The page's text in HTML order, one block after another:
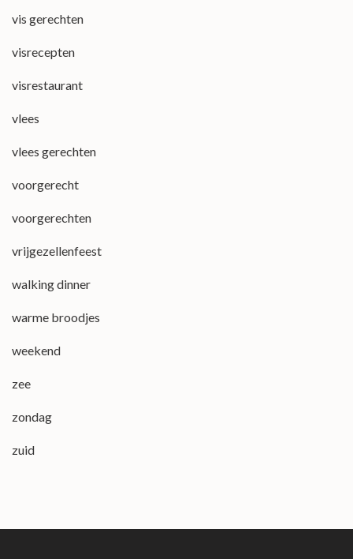
vis gerechten
visrecepten
visrestaurant
vlees
vlees gerechten
voorgerecht
voorgerechten
vrijgezellenfeest
walking dinner
warme broodjes
weekend
zee
zondag
zuid